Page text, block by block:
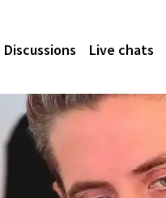
Discussions Live chats